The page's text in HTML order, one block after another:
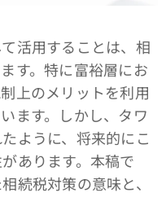
活用することは、相
す。特に富裕層にお
上のメリットを利用
ます。しかし、タワ
ように、将来的にこ
あります。本稿で
続税対策の意味と、